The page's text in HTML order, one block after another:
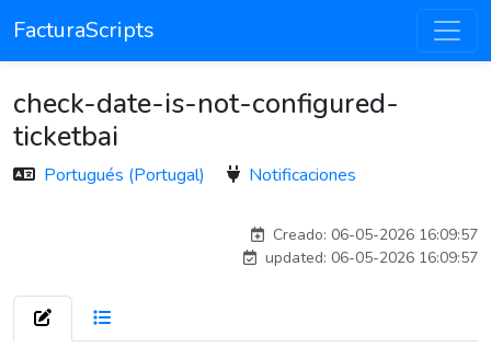
FacturaScripts
check-date-is-not-configured-
ticketbai
Portugués (Portugal) Notificaciones
Creado: 06-05-2026 16:09:57
updated: 06-05-2026 16:09:57